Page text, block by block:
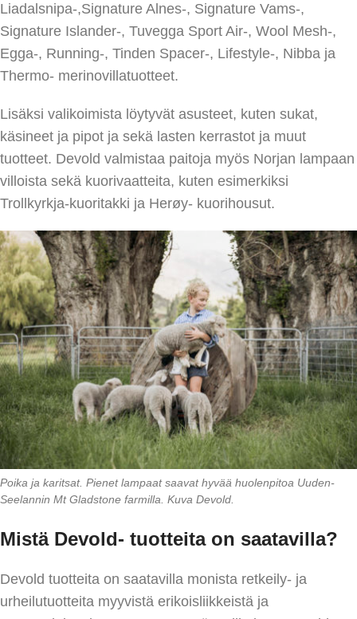
Liadalsnipa-,Signature Alnes-, Signature Vams-,
Signature Islander-, Tuvegga Sport Air-, Wool Mesh-,
Egga-, Running-, Tinden Spacer-, Lifestyle-, Nibba ja
Thermo- merinovillatuotteet.
Lisäksi valikoimista löytyvät asusteet, kuten sukat,
käsineet ja pipot ja sekä lasten kerrastot ja muut
tuotteet. Devold valmistaa paitoja myös Norjan lampaan
villoista sekä kuorivaatteita, kuten esimerkiksi
Trollkyrkja-kuoritakki ja Herøy- kuorihousut.
Poika ja karitsat. Pienet lampaat saavat hyvää huolenpitoa Uuden-
Seelannin Mt Gladstone farmilla. Kuva Devold.
Mistä Devold- tuotteita on saatavilla?
Devold tuotteita on saatavilla monista retkeily- ja
urheilutuotteita myyvistä erikoisliikkeistä ja